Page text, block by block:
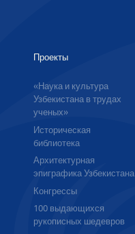
Проекты
«Наука и культура
Узбекистана в трудах
ученых»
Историческая
библиотека
Архитектурная
эпиграфика Узбекистана
Конгрессы
100 выдающихся
рукописных шедевров